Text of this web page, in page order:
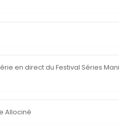
en direct du Festival Séries
Allociné